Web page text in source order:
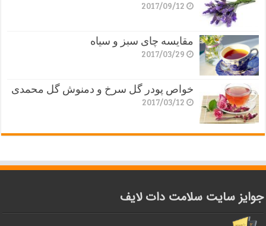
2017/09/12
مقایسه چای سبز و سیاه
2017/03/29
خواص پودر گل سرخ و دمنوش گل محمدی
2017/03/12
جوایز سایت سلامت دات لایف